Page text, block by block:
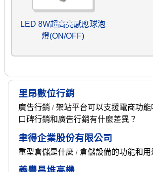
LED 8W超高亮感應球泡
燈(ON/OFF)
里昂數位行銷
廣告行銷 / 架站平台可以支援電商功能
口碑行銷和廣告行銷有什麼差異？
聿得企業股份有限公司
重型倉儲是什麼 / 倉儲設備的功能和用